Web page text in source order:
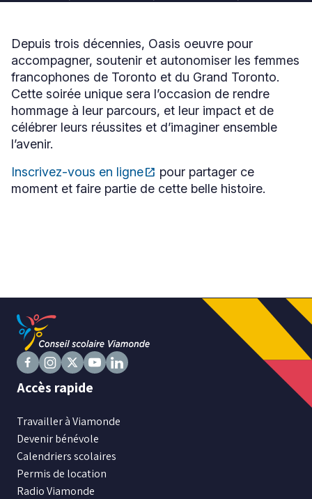
Depuis trois décennies, Oasis oeuvre pour
accompagner, soutenir et autonomiser les femmes
francophones de Toronto et du Grand Toronto.
Cette soirée unique sera l’occasion de rendre
hommage à leur parcours, et leur impact et de
célébrer leurs réussites et d’imaginer ensemble
l’avenir.
Inscrivez-vous en ligneopen_in_new
Ce
lien
pour partager ce
moment et faire partie de cette belle histoire.
Suivez
sur
Facebook
Suivez
sur
Instagram
Suivez
nous
sur
X
Suivez
sur
Accès rapide
Travailler à Viamonde
Devenir bénévole
Calendriers scolaires
Permis de location
Radio Viamonde